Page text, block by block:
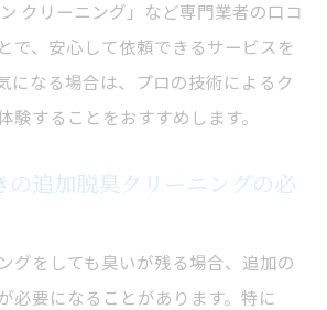
ン クリーニング」など専門業者の口コ
で、安心して依頼できるサービスを
になる場合は、プロの技術によるク
験することをおすすめします。
の追加脱臭クリーニングの必
グをしても臭いが残る場合、追加の
必要になることがあります。特に